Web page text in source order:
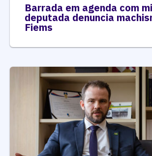
Barrada em agenda com
deputada denuncia
Fiems